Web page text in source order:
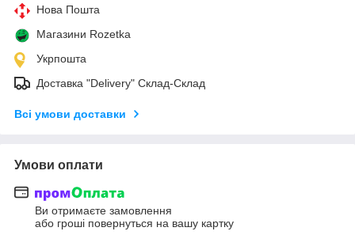
Нова Пошта
Магазини Rozetka
Укрпошта
Доставка "Delivery" Склад-Склад
Всі умови доставки
Умови оплати
Ви отримаєте замовлення
або гроші повернуться на вашу картку